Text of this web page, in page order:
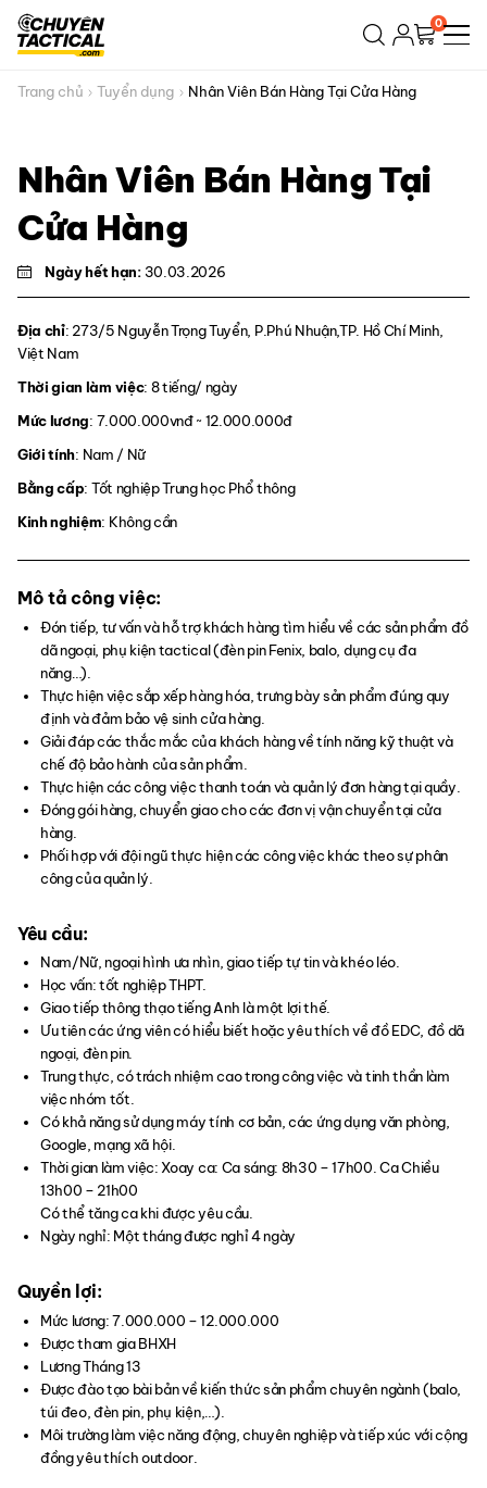
Bỏ
qua
dung
0
Trang chủ Tuyển dụng Nhân Viên Bán Hàng Tại Cửa Hàng
Nhân Viên Bán Hàng Tại
Cửa Hàng
Ngày hết hạn: 30.03.2026
Địa chỉ: 273/5 Nguyễn Trọng Tuyển, P.Phú Nhuận,TP. Hồ Chí Minh,
Việt Nam
Thời gian làm việc: 8 tiếng/ ngày
Mức lương: 7.000.000vnđ ~ 12.000.000đ
Giới tính: Nam / Nữ
Bằng cấp: Tốt nghiệp Trung học Phổ thông
Kinh nghiệm: Không cần
Mô tả công việc:
Đón tiếp, tư vấn và hỗ trợ khách hàng tìm hiểu về các sản phẩm đồ
dã ngoại, phụ kiện tactical (đèn pin Fenix, balo, dụng cụ đa
năng…).
Thực hiện việc sắp xếp hàng hóa, trưng bày sản phẩm đúng quy
định và đảm bảo vệ sinh cửa hàng.
Giải đáp các thắc mắc của khách hàng về tính năng kỹ thuật và
chế độ bảo hành của sản phẩm.
Thực hiện các công việc thanh toán và quản lý đơn hàng tại quầy.
Đóng gói hàng, chuyển giao cho các đơn vị vận chuyển tại cửa
hàng.
Phối hợp với đội ngũ thực hiện các công việc khác theo sự phân
công của quản lý.
Yêu cầu:
Nam/Nữ, ngoại hình ưa nhìn, giao tiếp tự tin và khéo léo.
Học vấn: tốt nghiệp THPT.
Giao tiếp thông thạo tiếng Anh là một lợi thế.
Ưu tiên các ứng viên có hiểu biết hoặc yêu thích về đồ EDC, đồ dã
ngoại, đèn pin.
Trung thực, có trách nhiệm cao trong công việc và tinh thần làm
việc nhóm tốt.
Có khả năng sử dụng máy tính cơ bản, các ứng dụng văn phòng,
Google, mạng xã hội.
Thời gian làm việc: Xoay ca: Ca sáng: 8h30 – 17h00. Ca Chiều
13h00 – 21h00
Có thể tăng ca khi được yêu cầu.
Ngày nghỉ: Một tháng được nghỉ 4 ngày
Quyền lợi:
Mức lương: 7.000.000 – 12.000.000
Được tham gia BHXH
Lương Tháng 13
Được đào tạo bài bản về kiến thức sản phẩm chuyên ngành (balo,
túi đeo, đèn pin, phụ kiện,…).
Môi trường làm việc năng động, chuyên nghiệp và tiếp xúc với cộng
đồng yêu thích outdoor.